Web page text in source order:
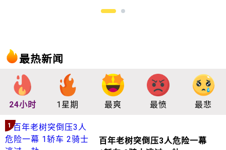
最热新闻
24小时 1星期 最爽 最愤 最悲
1
百年老树突倒压3人危险一幕